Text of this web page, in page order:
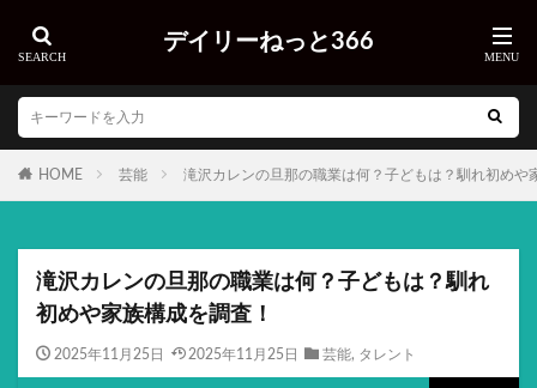
デイリーねっと366
HOME 芸能 滝沢カレンの旦那の職業は何？子どもは？馴れ初めや
滝沢カレンの旦那の職業は何？子どもは？馴れ
初めや家族構成を調査！
2025年11月25日 2025年11月25日 芸能, タレント